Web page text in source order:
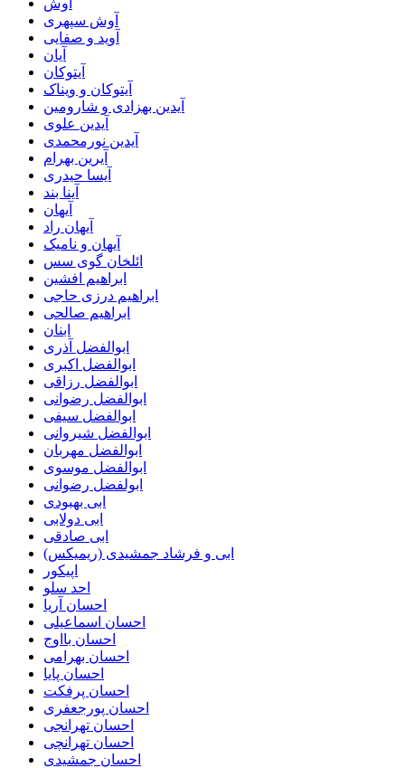
آوش
آوش سپهری
آوید و صفایی
آیان
آیتوکان
آیتوکان و ویناک
آیدین بهزادی و شارومین
آیدین علوی
آیدین نورمحمدی
آیرین بهرام
آیسا حیدری
آینا بند
آیهان
آیهان راد
آیهان و نامیک
ائلخان گوی سس
ابراهیم افشین
ابراهیم درزی حاجی
ابراهیم صالحی
ابنان
ابوالفضل آذری
ابوالفضل اکبری
ابوالفضل رزاقی
ابوالفضل رضوانی
ابوالفضل سیفی
ابوالفضل شیروانی
ابوالفضل مهربان
ابوالفضل موسوی
ابولفضل رضوانی
ابی بهبودی
ابی دولابی
ابی صادقی
ابی و فرشاد جمشیدی (ریمیکس)
اپیکور
احد سلو
احسان آریا
احسان اسماعیلی
احسان بااوج
احسان بهرامی
احسان پایا
احسان پرفکت
احسان پورجعفری
احسان تهرانجی
احسان تهرانچی
احسان جمشیدی